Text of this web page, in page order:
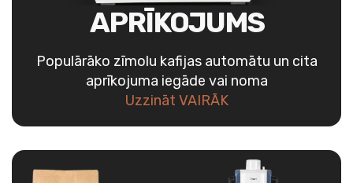
APRĪKOJUMS
Populārāko zīmolu kafijas automātu un cita
aprīkojuma iegāde vai noma
Uzzināt VAIRĀK